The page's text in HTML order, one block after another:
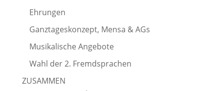
Ehrungen
Ganztageskonzept, Mensa & AGs
Musikalische Angebote
Wahl der 2. Fremdsprachen
ZUSAMMEN